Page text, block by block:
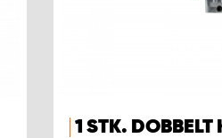
1 STK. DOBBELT